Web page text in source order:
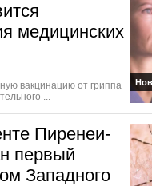
медицинских
вакцинацию от гриппа
...
Пиренеи-
первый
Западного